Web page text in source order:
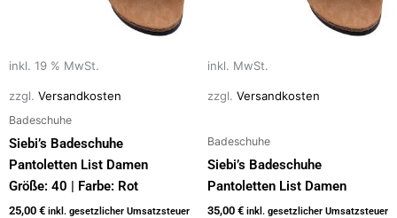
inkl. 19 % MwSt.
zzgl. Versandkosten
Badeschuhe
Siebi’s Badeschuhe
Pantoletten List Damen
Größe: 40 | Farbe: Rot
25,00 € inkl. gesetzlicher Umsatzsteuer
inkl. MwSt.
zzgl. Versandkosten
Badeschuhe
Siebi’s Badeschuhe
Pantoletten List Damen
35,00 € inkl. gesetzlicher Umsatzsteuer
auf
Produktseite
werden